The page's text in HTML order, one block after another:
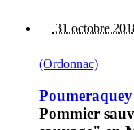
31 octobre
(Ordonnac)
Poumeraquey
Pommier